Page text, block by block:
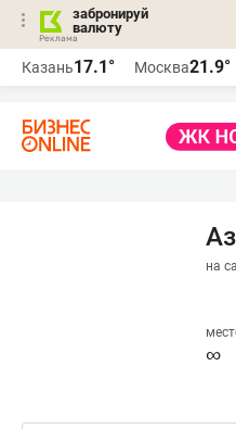
забронируй
валюту
Казань17.1° Москва21.9°
на
∞